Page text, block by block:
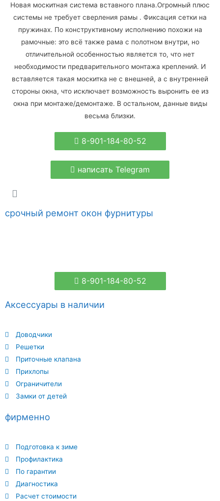
Новая москитная система вставного плана.Огромный плюс
системы не требует сверления рамы . Фиксация сетки на
пружинах. По конструктивному исполнению похожи на
рамочные: это всё также рама с полотном внутри, но
отличительной особенностью является то, что нет
необходимости предварительного монтажа креплений. И
вставляется такая москитка не с внешней, а с внутренней
стороны окна, что исключает возможность выронить ее из
окна при монтаже/демонтаже. В остальном, данные виды
весьма близки.
8-901-184-80-52
написать Telegram
фирменно
Подготовка к зиме
Профилактика
По гарантии
Диагностика
Расчет стоимости
Аксессуары в наличии
Доводчики
Решетки
Приточные клапана
Прихлопы
Ограничители
Замки от детей
срочный ремонт окон фурнитуры
8-901-184-80-52